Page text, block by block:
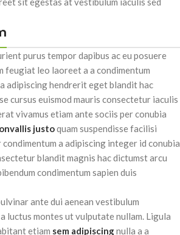
purus tempor dapibus ac eu posuere
feugiat leo laoreet a a condimentum
adipiscing hendrerit eget blandit hac
cursus euismod mauris consectetur iaculis
vivamus etiam ante sociis per conubia
justoquam suspendisse facilisi
a adipiscing integer id conubia
blandit magnis hac dictumst arcu
condimentum sapien duis
ante dui aenean vestibulum
luctus montes ut vulputate nullam. Ligula
etiam sem adipiscingnulla a a